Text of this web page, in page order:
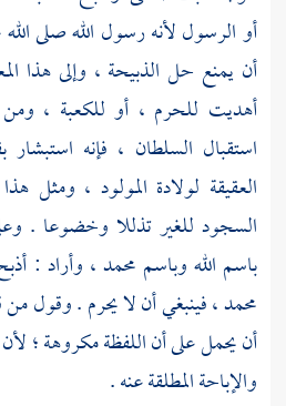
أو الرسول لأنه رسول الله صلى
أن يمنع حل الذبيحة ، وإلى هذا
أهديت للحرم ، أو للكعبة ،
استقبال السلطان ، فإنه
العقيقة لولادة المولود ، ومثل
السجود للغير تذللا وخضوعا .
باسم الله وباسم محمد، وأراد :
محمد، فينبغي أن لا يحرم . وقول
أن يحمل على أن اللفظة مكروهة ؛
والإباحة المطلقة عنه .